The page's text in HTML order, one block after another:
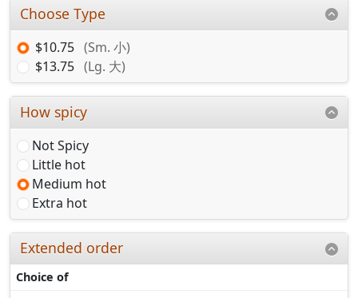
Choose Type
$10.75 (Sm. 小)
$13.75 (Lg. 大)
How spicy
Not Spicy
Little hot
Medium hot
Extra hot
Extended order
Choice of